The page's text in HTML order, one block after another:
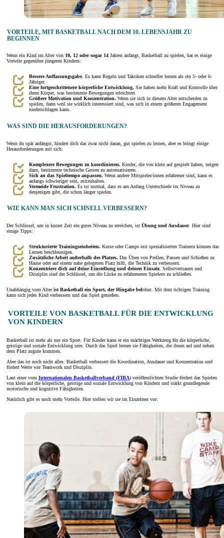
VORTEILE, MIT BASKETBALL NACH DEM 10. LEBENSJAHR ZU
BEGINNEN
Wenn ein Kind im Alter von 10, 12 oder sogar 14 Jahren anfängt, Basketball zu spielen, hat es einige
Vorteile gegenüber jüngeren Kindern:
Bessere Auffassungsgabe. Es kann Regeln und Taktiken schneller lernen als ein 5- oder 6-
Jähriger.
Eine fortgeschrittenere körperliche Entwicklung. Sie haben mehr Kraft und Kontrolle über
ihren Körper, was bestimmte Bewegungen erleichtert.
Größere Motivation und Konzentration. Wenn sie sich in diesem Alter entscheiden zu
spielen, dann weil sie wirklich interessiert sind, was sich in einem größeren Engagement
niederschlagen kann.
WAS SIND DIE HERAUSFORDERUNGEN?
Wenn du spät anfängst, hindert dich das zwar nicht daran, gut spielen zu lernen, aber es bringt einige
Herausforderungen mit sich:
Komplexere Bewegungen zu koordinieren. Kinder, die von klein auf gespielt haben, neigen
dazu, bestimmte technische Gesten zu automatisieren.
Sich an das Spieltempo anpassen. Wenn andere Mitspieler/innen erfahrener sind, kann es
anfangs schwieriger sein, mitzuhalten.
Vermeide Frustration. Es ist normal, dass es am Anfang Unterschiede im Niveau zu
denjenigen gibt, die schon länger spielen.
WIE KANN MAN SICH SCHNELL VERBESSERN?
Der Schlüssel, um in kurzer Zeit ein gutes Niveau zu erreichen, ist Übung und Ausdauer. Hier sind
einige Tipps:
Strukturierte Trainingseinheiten. Kurse oder Camps mit spezialisierten Trainern können das
Lernen beschleunigen.
Zusätzliche Arbeit außerhalb des Platzes. Das Üben von Prellen, Passen und Schießen zu
Hause oder auf einem nahe gelegenen Platz hilft, die Technik zu verbessern.
Konzentriere dich auf deine Einstellung und deinen Einsatz. Selbstvertrauen und
Disziplin sind der Schlüssel, um die Lücke zu erfahreneren Spielern zu schließen.
Unabhängig vom Alterist Basketball ein Sport, der Hingabe belohnt. Mit dem richtigen Training
kann sich jedes Kind verbessern und das Spiel genießen.
VORTEILE VON BASKETBALL FÜR DIE ENTWICKLUNG
VON KINDERN
Basketball ist mehr als nur ein Sport. Für Kinder kann er ein mächtiges Werkzeug für die körperliche,
geistige und soziale Entwicklung sein. Durch das Spiel lernen sie Fähigkeiten, die ihnen auf und neben
dem Platz zugute kommen.
Aber das ist noch nicht alles. Basketball verbessert die Koordination, Ausdauer und Konzentration und
fördert Werte wie Teamwork und Disziplin.
Laut einer vom Internationalen Basketballverband (FIBA) veröffentlichten Studie fördert das Spielen
von klein auf die körperliche, geistige und soziale Entwicklung von Kindern und stärkt grundlegende
motorische und kognitive Fähigkeiten.
Natürlich gibt es noch mehr Vorteile. Hier stellen wir sie im Einzelnen vor: